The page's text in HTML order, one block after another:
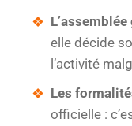
elle décide
l’activité
Les
officielle :